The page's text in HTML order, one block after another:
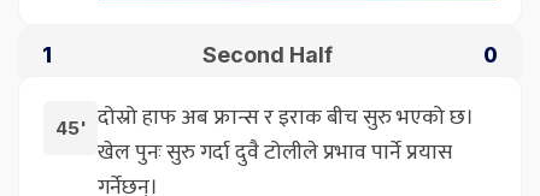
1 Second Half 0
45' दोस्रो हाफ अब फ्रान्स र इराक बीच सुरु भएको छ।
खेल पुनः सुरु गर्दा दुवै टोलीले प्रभाव पार्ने प्रयास
गर्नेछन्।